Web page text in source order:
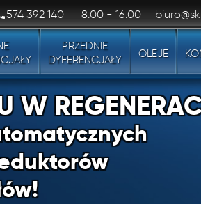
574 392 140 8:00 - 16:00
PRZEDNIE
DYFERENCJAŁY
OLEJE
W